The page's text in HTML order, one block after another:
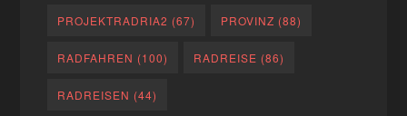
PROJEKTRADRIA2 (67) PROVINZ (88)
RADFAHREN (100) RADREISE (86)
RADREISEN (44)